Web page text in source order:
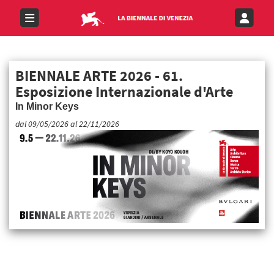
BIENNALE ARTE 2026 - 61.
Esposizione Internazionale d'Arte
In Minor Keys
dal 09/05/2026 al 22/11/2026